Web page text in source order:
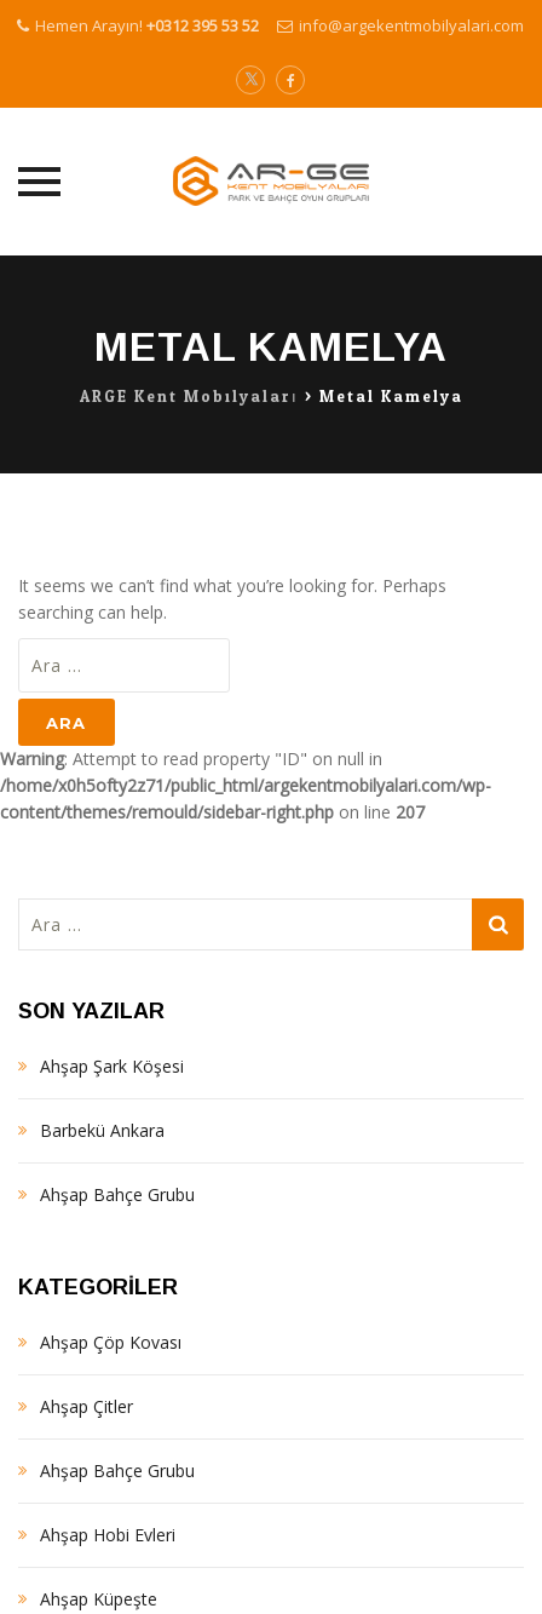
Hemen Arayın! +0312 395 53 52 info@argekentmobilyalari.com
METAL KAMELYA
ARGE Kent Mobilyaları > Metal Kamelya
It seems we can’t find what you’re looking for. Perhaps
searching can help.
Warning: Attempt to read property "ID" on null in
/home/x0h5ofty2z71/public_html/argekentmobilyalari.com/wp-
content/themes/remould/sidebar-right.php on line 207
SON YAZILAR
Ahşap Şark Köşesi
Barbekü Ankara
Ahşap Bahçe Grubu
KATEGORILER
Ahşap Çöp Kovası
Ahşap Çitler
Ahşap Bahçe Grubu
Ahşap Hobi Evleri
Ahşap Küpeşte